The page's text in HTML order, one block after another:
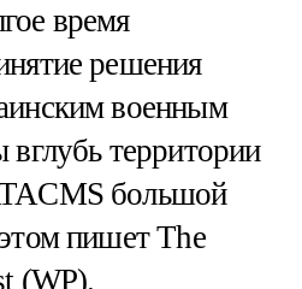
время
решения
военным
вглубь территории
большой
пишет The
(WP).